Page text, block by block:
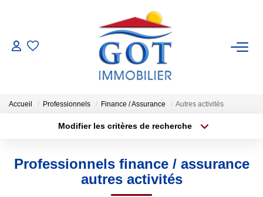
VENTES
GESTION
ESTIMATION
Accueil Professionnels Finance / Assurance Autres activités
Modifier les critères de recherche
Type de bien
Surface min
Professionnels finance / assurance
autres activités